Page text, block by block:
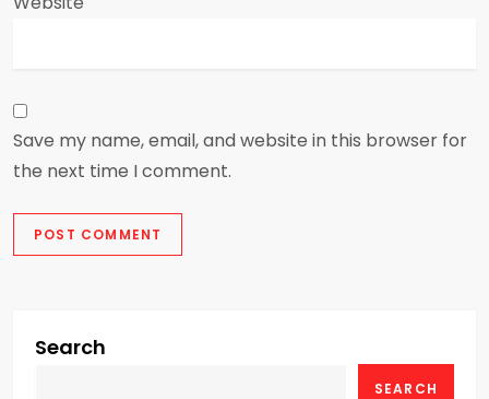
Save my name, email, and website in this browser for
the next time I comment.
Search
SEARCH